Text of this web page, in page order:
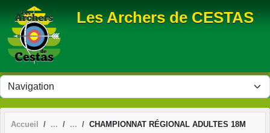
Les Archers de CESTAS
Accueil CHAMPIONNAT RÉGIONAL ADULTES 18M
Panneau de gestion des cookies